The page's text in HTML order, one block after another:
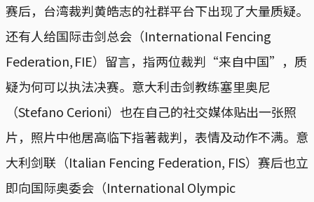
赛后，台湾裁判黄皓志的社群平台下出现了大量质疑。
还有人给国际击剑总会（International Fencing
Federation, FIE）留言，指两位裁判“来自中国”，质
疑为何可以执法决赛。意大利击剑教练塞里奥尼
（Stefano Cerioni）也在自己的社交媒体贴出一张照
片，照片中他居高临下指著裁判，表情及动作不满。意
大利剑联（Italian Fencing Federation, FIS）赛后也立
即向国际奥委会（International Olympic